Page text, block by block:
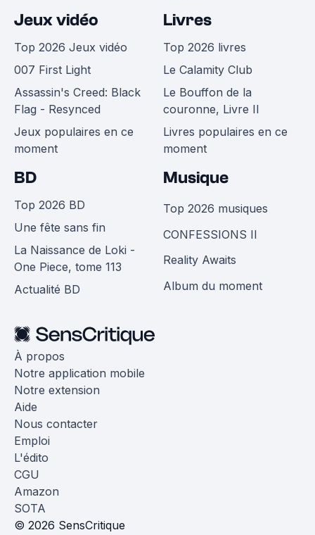
Jeux vidéo
Top 2026 Jeux vidéo
007 First Light
Assassin's Creed: Black
Flag - Resynced
Jeux populaires en ce
moment
Livres
Top 2026 livres
Le Calamity Club
Le Bouffon de la
couronne, Livre II
Livres populaires en ce
moment
BD
Top 2026 BD
Une fête sans fin
La Naissance de Loki -
One Piece, tome 113
Actualité BD
Musique
Top 2026 musiques
CONFESSIONS II
Reality Awaits
Album du moment
À propos
Notre application mobile
Notre extension
Aide
Nous contacter
Emploi
L'édito
CGU
Amazon
SOTA
© 2026 SensCritique